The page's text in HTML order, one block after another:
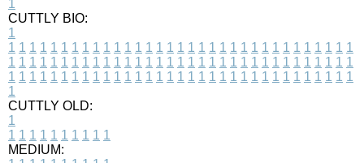
1
CUTTLY BIO:
1
1 1 1 1 1 1 1 1 1 1 1 1 1 1 1 1 1 1 1 1 1 1 1 1 1 1 1 1 1 1 1 1 1
1 1 1 1 1 1 1 1 1 1 1 1 1 1 1 1 1 1 1 1 1 1 1 1 1 1 1 1 1 1 1 1 1
1 1 1 1 1 1 1 1 1 1 1 1 1 1 1 1 1 1 1 1 1 1 1 1 1 1 1 1 1 1 1 1 1
1
CUTTLY OLD:
1
1 1 1 1 1 1 1 1 1 1
MEDIUM: